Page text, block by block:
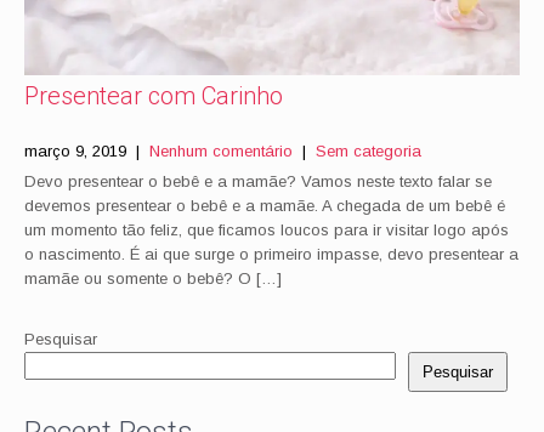
Presentear com Carinho
março 9, 2019 | Nenhum comentário | Sem categoria
Devo presentear o bebê e a mamãe? Vamos neste texto falar se
devemos presentear o bebê e a mamãe. A chegada de um bebê é
um momento tão feliz, que ficamos loucos para ir visitar logo após
o nascimento. É ai que surge o primeiro impasse, devo presentear a
mamãe ou somente o bebê? O […]
Pesquisar
Pesquisar